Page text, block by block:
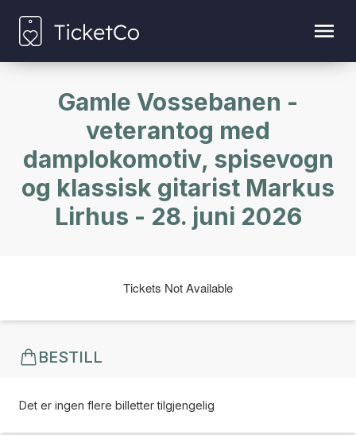
Gamle Vossebanen -
veterantog med
damplokomotiv, spisevogn
og klassisk gitarist Markus
Lirhus - 28. juni 2026
Tickets Not Available
BESTILL
Det er ingen flere billetter tilgjengelig